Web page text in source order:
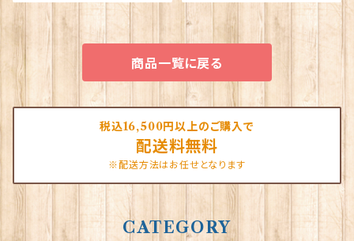
商品一覧に戻る
税込16,500円以上のご購入で
配送料無料
※配送方法はお任せとなります
CATEGORY